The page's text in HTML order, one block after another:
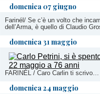
domenica 07 giugno
Farinél/ Se c’è un volto che
dell’Arma, è quello di Claudio
domenica 31 maggio
FARINÉL / Caro Carlin ti scrivo…
domenica 24 maggio